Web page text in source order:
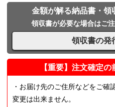
金額が解る納品書・領
領収書が必要な場合はご
領収書の発
【重要】注文確定
・お届け先のご住所などをご
変更は出来ません。